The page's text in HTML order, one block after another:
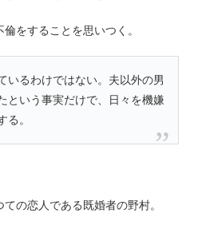
をすることを思いつく。
いるわけではない。夫以外の男
という事実だけで、日々を機嫌
る。
の恋人である既婚者の野村。